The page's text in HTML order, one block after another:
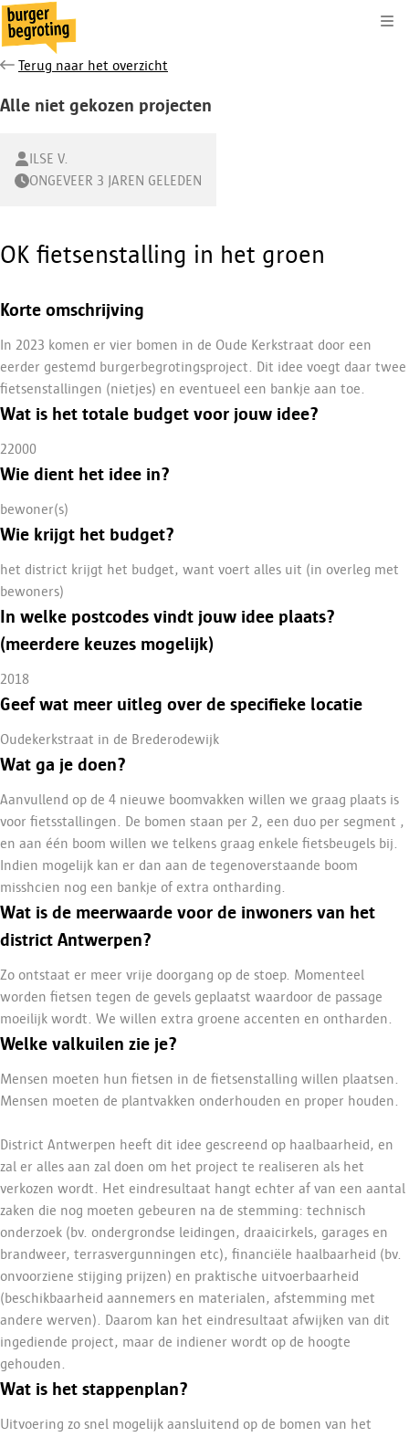
Terug naar het overzicht
Alle niet gekozen projecten
ILSE V.
ONGEVEER 3 JAREN GELEDEN
OK fietsenstalling in het groen
Korte omschrijving
In 2023 komen er vier bomen in de Oude Kerkstraat door een
eerder gestemd burgerbegrotingsproject. Dit idee voegt daar twee
ﬁetsenstallingen (nietjes) en eventueel een bankje aan toe.
Wat is het totale budget voor jouw idee?
22000
Wie dient het idee in?
bewoner(s)
Wie krijgt het budget?
het district krijgt het budget, want voert alles uit (in overleg met
bewoners)
In welke postcodes vindt jouw idee plaats?
(meerdere keuzes mogelijk)
2018
Geef wat meer uitleg over de specifieke locatie
Oudekerkstraat in de Brederodewijk
Wat ga je doen?
Aanvullend op de 4 nieuwe boomvakken willen we graag plaats is
voor fietsstallingen. De bomen staan per 2, een duo per segment ,
en aan één boom willen we telkens graag enkele fietsbeugels bij.
Indien mogelijk kan er dan aan de tegenoverstaande boom
misshcien nog een bankje of extra ontharding.
Wat is de meerwaarde voor de inwoners van het
district Antwerpen?
Zo ontstaat er meer vrije doorgang op de stoep. Momenteel
worden fietsen tegen de gevels geplaatst waardoor de passage
moeilijk wordt. We willen extra groene accenten en ontharden.
Welke valkuilen zie je?
Mensen moeten hun fietsen in de fietsenstalling willen plaatsen.
Mensen moeten de plantvakken onderhouden en proper houden.
District Antwerpen heeft dit idee gescreend op haalbaarheid, en
zal er alles aan zal doen om het project te realiseren als het
verkozen wordt. Het eindresultaat hangt echter af van een aantal
zaken die nog moeten gebeuren na de stemming: technisch
onderzoek (bv. ondergrondse leidingen, draaicirkels, garages en
brandweer, terrasvergunningen etc), financiële haalbaarheid (bv.
onvoorziene stijging prijzen) en praktische uitvoerbaarheid
(beschikbaarheid aannemers en materialen, afstemming met
andere werven). Daarom kan het eindresultaat afwijken van dit
ingediende project, maar de indiener wordt op de hoogte
gehouden.
Wat is het stappenplan?
Uitvoering zo snel mogelijk aansluitend op de bomen van het